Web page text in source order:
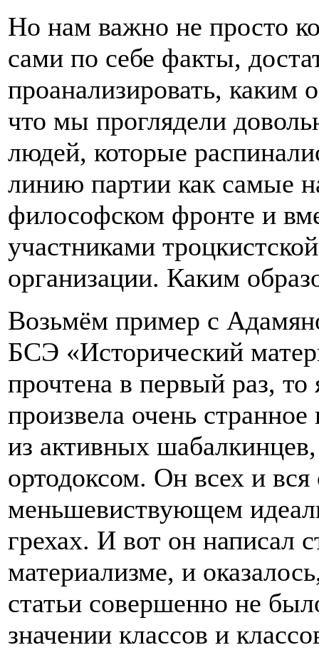
Но нам важно не просто
сами по себе факты,
проанализировать, каким
что мы проглядели
людей, которые
линию партии как самые
философском фронте и
участниками
организации. Каким
Возьмём пример с
БСЭ «Исторический
прочтена в первый раз,
произвела очень
из активных
ортодоксом. Он всех и
меньшевиствующем
грехах. И вот он написал
материализме, и
статьи совершенно не
значении классов и